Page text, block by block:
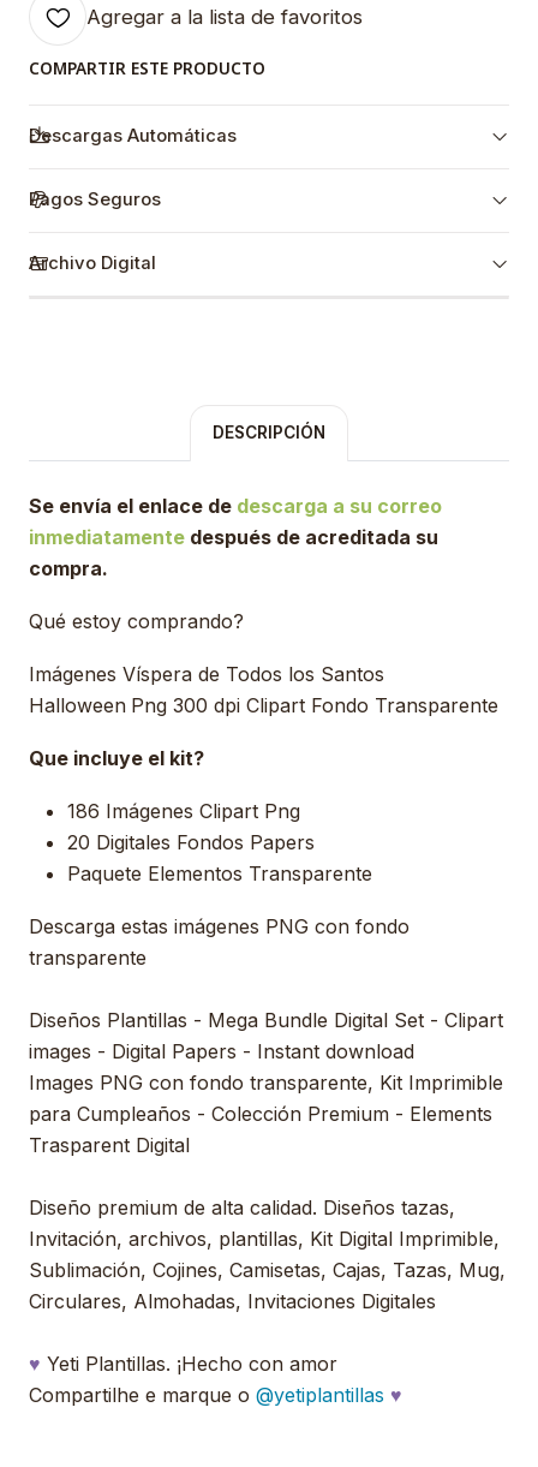
Agregar a la lista de favoritos
COMPARTIR ESTE PRODUCTO
Descargas Automáticas
Pagos Seguros
Archivo Digital
DESCRIPCIÓN
Se envía el enlace de descarga a su correo
inmediatamente después de acreditada su
compra.
Qué estoy comprando?
Imágenes Víspera de Todos los Santos
Halloween Png 300 dpi Clipart Fondo Transparente
Que incluye el kit?
186 Imágenes Clipart Png
20 Digitales Fondos Papers
Paquete Elementos Transparente
Descarga estas imágenes PNG con fondo
transparente
Diseños Plantillas - Mega Bundle Digital Set - Clipart
images - Digital Papers - Instant download
Images PNG con fondo transparente, Kit Imprimible
para Cumpleaños - Colección Premium - Elements
Trasparent Digital
Diseño premium de alta calidad. Diseños tazas,
Invitación, archivos, plantillas, Kit Digital Imprimible,
Sublimación, Cojines, Camisetas, Cajas, Tazas, Mug,
Circulares, Almohadas, Invitaciones Digitales
♥ Yeti Plantillas. ¡Hecho con amor
Compartilhe e marque o @yetiplantillas ♥